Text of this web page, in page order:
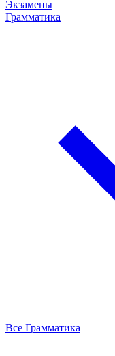
Экзамены
Грамматика
Все Грамматика